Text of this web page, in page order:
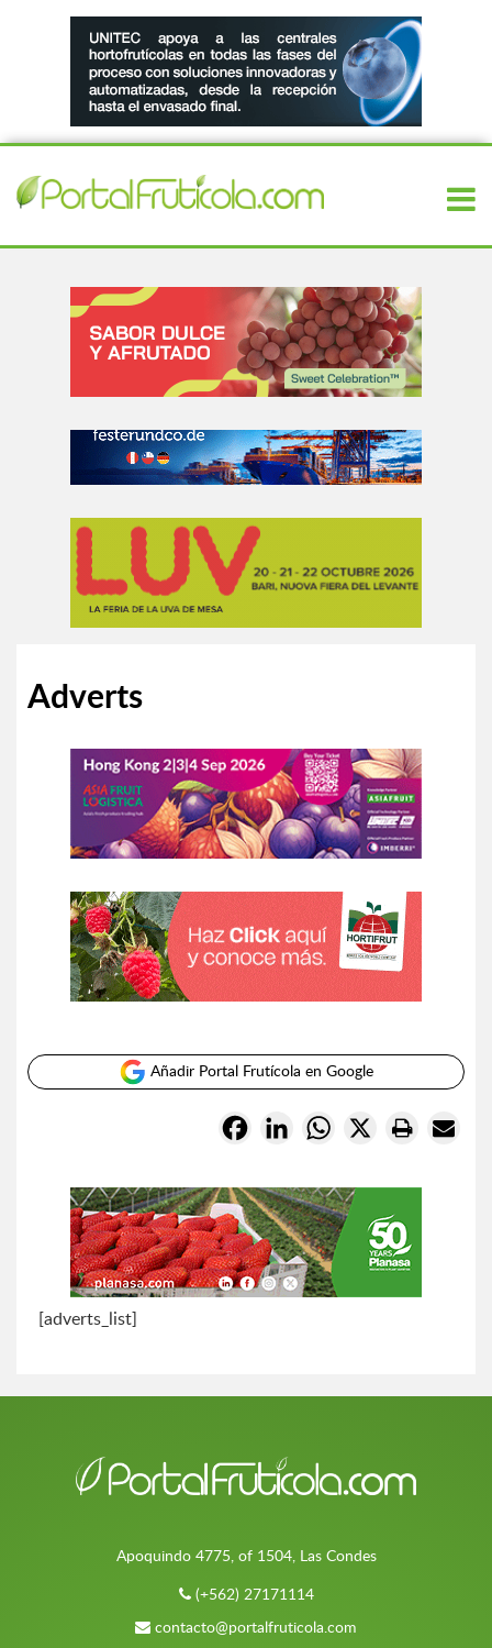
Adverts
Añadir Portal Frutícola en Google
FacebookLinkedInWhatsApp
X
[adverts_list]
Apoquindo 4775, of 1504, Las Condes
(+562) 27171114
contacto@portalfruticola.com